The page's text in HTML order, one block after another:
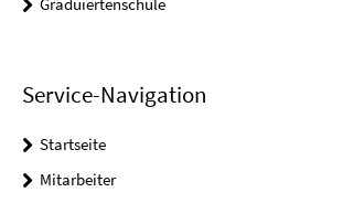
Service-Navigation
Startseite
Mitarbeiter